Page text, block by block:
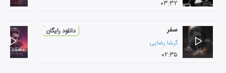
۰۳:۳۲
سفر
گرشا رضایی
۰۲:۳۵
دانلود رایگان